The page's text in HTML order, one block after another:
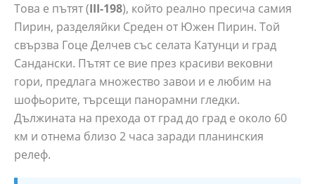
Това е пътят (III-198), който реално пресича самия
Пирин, разделяйки Среден от Южен Пирин. Той
свързва Гоце Делчев със селата Катунци и град
Сандански. Пътят се вие през красиви вековни
гори, предлага множество завои и е любим на
шофьорите, търсещи панорамни гледки.
Дължината на прехода от град до град е около 60
км и отнема близо 2 часа заради планинския
релеф.